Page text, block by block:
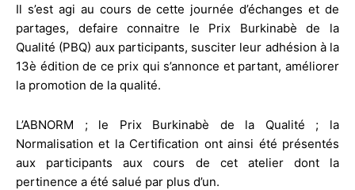
Il s’est agi au cours de cette journée d’échanges et de
partages, defaire connaitre le Prix Burkinabè de la
Qualité (PBQ) aux participants, susciter leur adhésion à la
13è édition de ce prix qui s’annonce et partant, améliorer
la promotion de la qualité.
L’ABNORM ; le Prix Burkinabè de la Qualité ; la
Normalisation et la Certification ont ainsi été présentés
aux participants aux cours de cet atelier dont la
pertinence a été salué par plus d’un.